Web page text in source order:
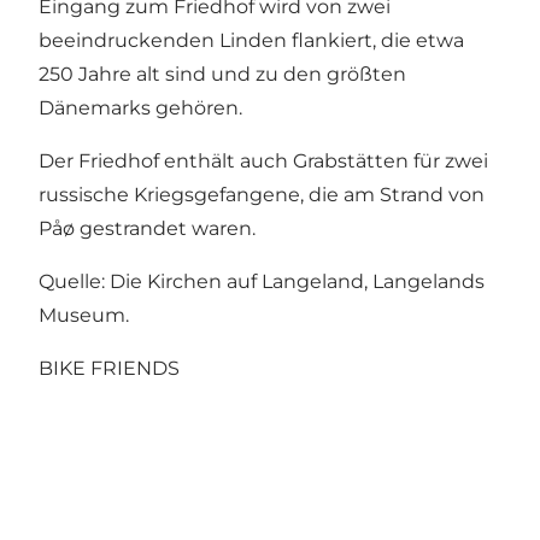
Eingang zum Friedhof wird von zwei
beeindruckenden Linden flankiert, die etwa
250 Jahre alt sind und zu den größten
Dänemarks gehören.
Der Friedhof enthält auch Grabstätten für zwei
russische Kriegsgefangene, die am Strand von
Påø gestrandet waren.
Quelle: Die Kirchen auf Langeland, Langelands
Museum.
BIKE FRIENDS